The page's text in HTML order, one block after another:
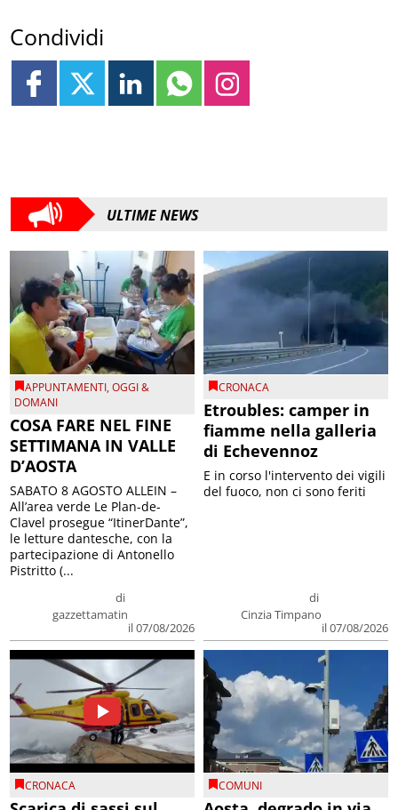
Condividi
ULTIME NEWS
APPUNTAMENTI,OGGI &
DOMANI
COSA FARE NEL FINE
SETTIMANA IN VALLE
D’AOSTA
di
gazzettamatin
il 07/08/2026
SABATO 8 AGOSTO ALLEIN –
All’area verde Le Plan-de-
Clavel prosegue “ItinerDante”,
le letture dantesche, con la
partecipazione di Antonello
Pistritto (...
CRONACA
Etroubles: camper in
fiamme nella galleria
di Echevennoz
di
Cinzia Timpano
il 07/08/2026
E in corso l'intervento dei vigili
del fuoco, non ci sono feriti
CRONACA COMUNI